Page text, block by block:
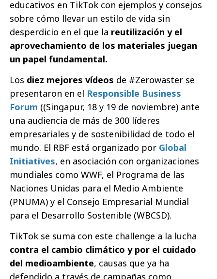
educativos en TikTok con ejemplos y consejos
sobre cómo llevar un estilo de vida sin
desperdicio en el que la reutilización y el
aprovechamiento de los materiales juegan
un papel fundamental.
Los diez mejores vídeos de #Zerowaster se
presentaron en el Responsible Business
Forum ((Singapur, 18 y 19 de noviembre) ante
una audiencia de más de 300 líderes
empresariales y de sostenibilidad de todo el
mundo. El RBF está organizado por Global
Initiatives, en asociación con organizaciones
mundiales como WWF, el Programa de las
Naciones Unidas para el Medio Ambiente
(PNUMA) y el Consejo Empresarial Mundial
para el Desarrollo Sostenible (WBCSD).
TikTok se suma con este challenge a la lucha
contra el cambio climático y por el cuidado
del medioambiente, causas que ya ha
defendido a través de campañas como